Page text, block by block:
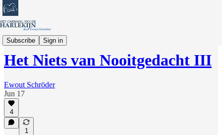
Subscribe Sign in
Verhalen en Columns
Het Niets van Nooitgedacht III
Ewout Schröder
Jun 17
4
1